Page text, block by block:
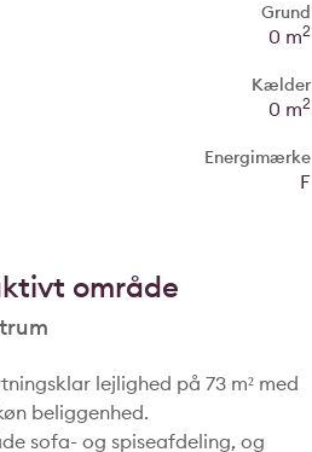
Grund
0 m2
Kælder
0 m2
Energimærke
F
område
lejlighed på 73 m² med
beliggenhed.
sofa- og spiseafdeling, og